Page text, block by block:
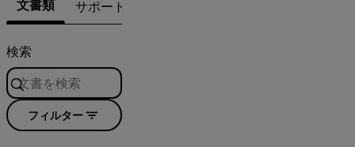
文書類 サポートへのお問い合わせ
検索
フィルター